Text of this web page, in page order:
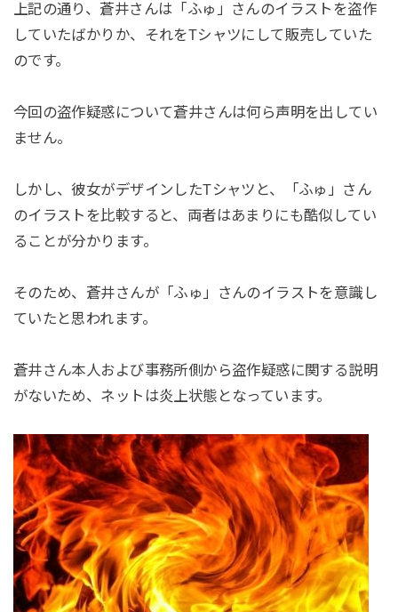
上記の通り、蒼井さんは「ふゅ」さんのイラストを盗作
していたばかりか、それをTシャツにして販売していた
のです。
今回の盗作疑惑について蒼井さんは何ら声明を出してい
ません。
しかし、彼女がデザインしたTシャツと、「ふゅ」さん
のイラストを比較すると、両者はあまりにも酷似してい
ることが分かります。
そのため、蒼井さんが「ふゅ」さんのイラストを意識し
ていたと思われます。
蒼井さん本人および事務所側から盗作疑惑に関する説明
がないため、ネットは炎上状態となっています。